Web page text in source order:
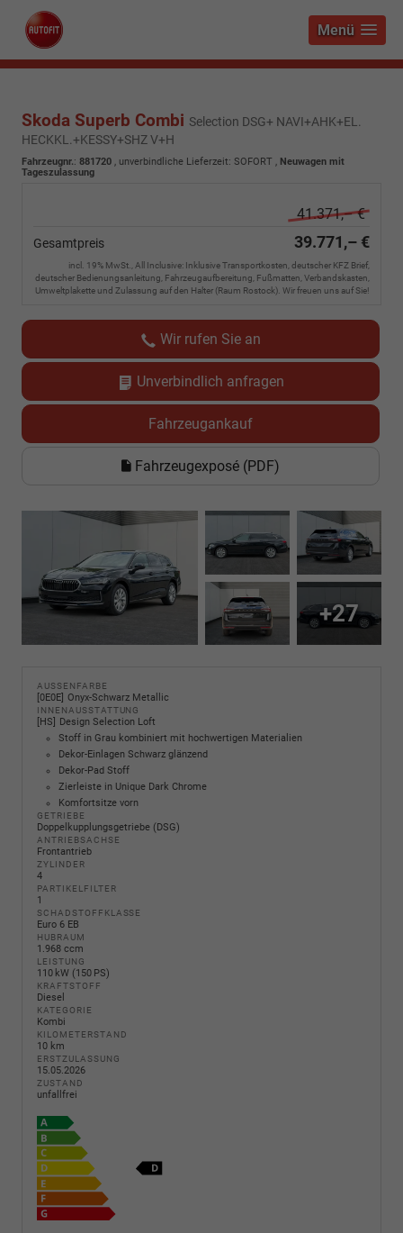
Menü
Skoda Superb Combi Selection DSG+ NAVI+AHK+EL.
HECKKL.+KESSY+SHZ V+H
Fahrzeugnr.: 881720 , unverbindliche Lieferzeit: SOFORT , Neuwagen mit
Tageszulassung
41.371,– €
Gesamtpreis 39.771,– €
incl. 19% MwSt., All Inclusive: Inklusive Transportkosten, deutscher KFZ Brief,
deutscher Bedienungsanleitung, Fahrzeugaufbereitung, Fußmatten, Verbandskasten,
Umweltplakette und Zulassung auf den Halter (Raum Rostock). Wir freuen uns auf Sie!
Wir rufen Sie an
Unverbindlich anfragen
Fahrzeugankauf
Fahrzeugexposé (PDF)
+27
AUSSENFARBE
0E0E Onyx-Schwarz Metallic
INNENAUSSTATTUNG
HS
Design Selection Loft
Stoff in Grau kombiniert mit hochwertigen Materialien
Dekor-Einlagen Schwarz glänzend
Dekor-Pad Stoff
Zierleiste in Unique Dark Chrome
Komfortsitze vorn
GETRIEBE
Doppelkupplungsgetriebe (DSG)
ANTRIEBSACHSE
Frontantrieb
ZYLINDER
4
PARTIKELFILTER
1
SCHADSTOFFKLASSE
Euro 6 EB
HUBRAUM
1.968 ccm
LEISTUNG
110 kW (150 PS)
KRAFTSTOFF
Diesel
KATEGORIE
Kombi
KILOMETERSTAND
10 km
ERSTZULASSUNG
15.05.2026
ZUSTAND
unfallfrei